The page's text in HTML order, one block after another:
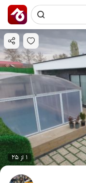
1 از 25